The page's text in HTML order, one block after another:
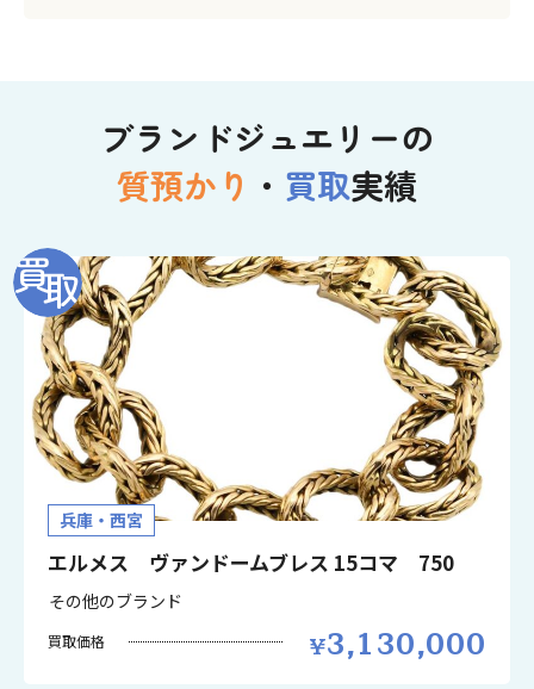
ブランドジュエリーの
質預かり ・ 買取実績
兵庫・西宮
エルメス ヴァンドームブレス 15コマ 750
その他のブランド
買取価格 3,130,000